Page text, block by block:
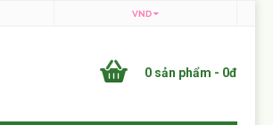
VND
0 sản phẩm - 0đ